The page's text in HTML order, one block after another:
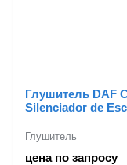
Глушитель DAF
Silenciador de
1827547 для
цена по запросу
Глушитель